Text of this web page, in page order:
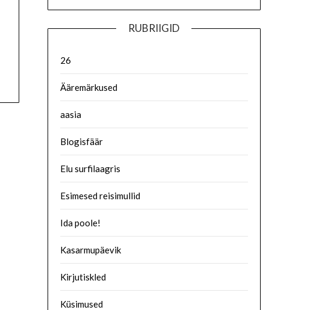
RUBRIIGID
26
Ääremärkused
aasia
Blogisfäär
Elu surfilaagris
Esimesed reisimullid
Ida poole!
Kasarmupäevik
Kirjutiskled
Küsimused